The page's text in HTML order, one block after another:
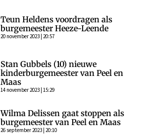
Teun Heldens voordragen als
burgemeester Heeze-Leende
20 november 2023 | 20:57
Stan Gubbels (10) nieuwe
kinderburgemeester van Peel en
Maas
14 november 2023 | 15:29
Wilma Delissen gaat stoppen als
burgemeester van Peel en Maas
26 september 2023 | 20:10